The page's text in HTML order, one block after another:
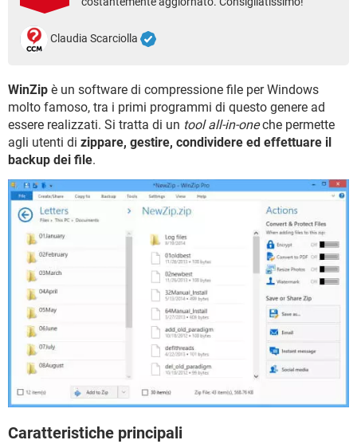
TIKTOK FACEBOOK
HARDWARE
Claudia Scarciolla
WinZip è un software di compressione file per Windows
molto famoso, tra i primi programmi di questo genere ad
essere realizzati. Si tratta di un tool all-in-oneche permette
agli utenti di zippare, gestire, condividere ed effettuare il
backup dei file.
Caratteristiche principali